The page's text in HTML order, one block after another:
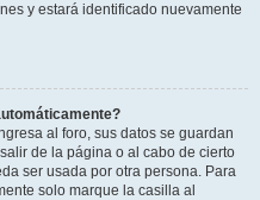
y estará identificado nuevamente
al foro, sus datos se guardan
de la página o al cabo de cierto
ser usada por otra persona. Para
solo marque la casilla al